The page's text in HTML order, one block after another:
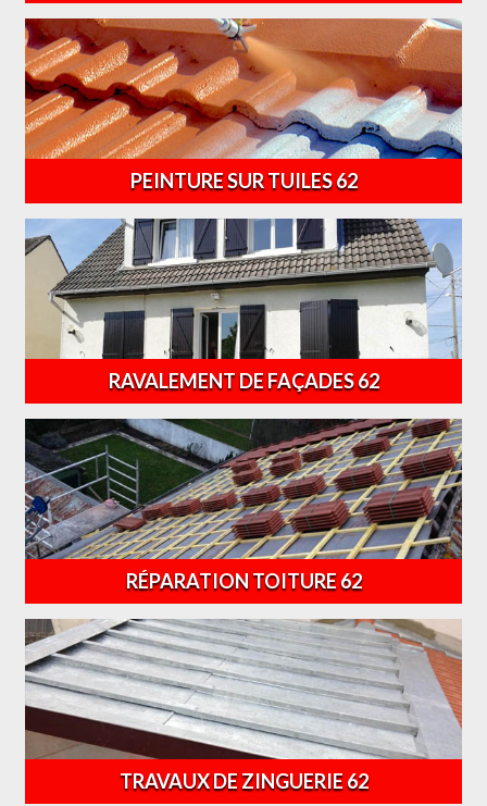
PEINTURE SUR TUILES 62
RAVALEMENT DE FAÇADES 62
RÉPARATION TOITURE 62
TRAVAUX DE ZINGUERIE 62